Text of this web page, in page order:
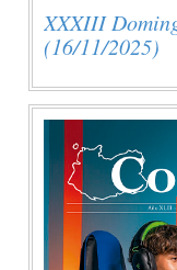
XXXIII
(16/11/2025)